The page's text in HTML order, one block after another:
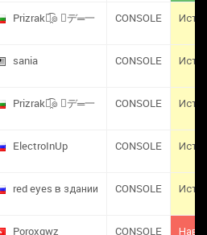
Prizrak๏̯͡๏ ︻デ═一 CONSOLE Истек
sania CONSOLE Истек
Prizrak๏̯͡๏ ︻デ═一 CONSOLE Истек
ElectroInUp CONSOLE Истек
red eyes в здании CONSOLE Истек
​Poroxqwz CONSOLE